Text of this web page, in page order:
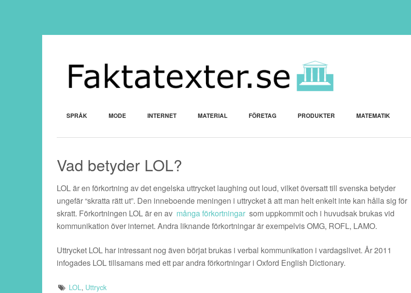
SPRÅK MODE INTERNET MATERIAL FÖRETAG PRODUKTER MATEMATIK
Vad betyder LOL?
LOL är en förkortning av det engelska uttrycket laughing out loud, vilket översatt till svenska betyder
ungefär “skratta rätt ut”. Den inneboende meningen i uttrycket ä att man helt enkelt inte kan hålla sig för
skratt. Förkortningen LOL är en av många förkortningar som uppkommit och i huvudsak brukas vid
kommunikation över internet. Andra liknande förkortningar är exempelvis OMG, ROFL, LAMO.
Uttrycket LOL har intressant nog även börjat brukas i verbal kommunikation i vardagslivet. År 2011
infogades LOL tillsamans med ett par andra förkortningar i Oxford English Dictionary.
LOL, Uttryck